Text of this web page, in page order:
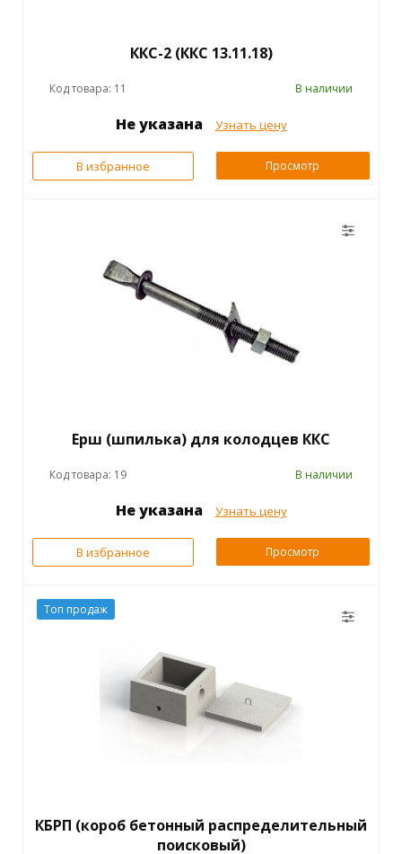
ККС-2 (ККС 13.11.18)
Код товара: 11 В наличии
Не указана Узнать цену
В избранное Просмотр
Ерш (шпилька) для колодцев ККС
Код товара: 19 В наличии
Не указана Узнать цену
В избранное Просмотр
Топ продаж
КБРП (короб бетонный распределительный
поисковый)